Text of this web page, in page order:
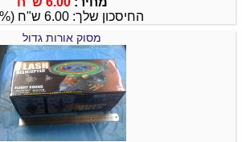
החיסכון שלך: 6.00 ש"ח (50%)
מסוק אורות גדול